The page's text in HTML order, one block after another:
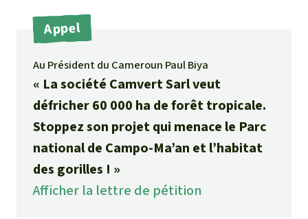
L'élevage industriel
L'or
Le braconnage
Communiqués
Dans la presse
Português
Appel
Au Président du Cameroun Paul Biya
« La société Camvert Sarl veut
défricher 60 000 ha de forêt tropicale.
Stoppez son projet qui menace le Parc
national de Campo-Ma’an et l’habitat
des gorilles ! »
Afficher la lettre de pétition